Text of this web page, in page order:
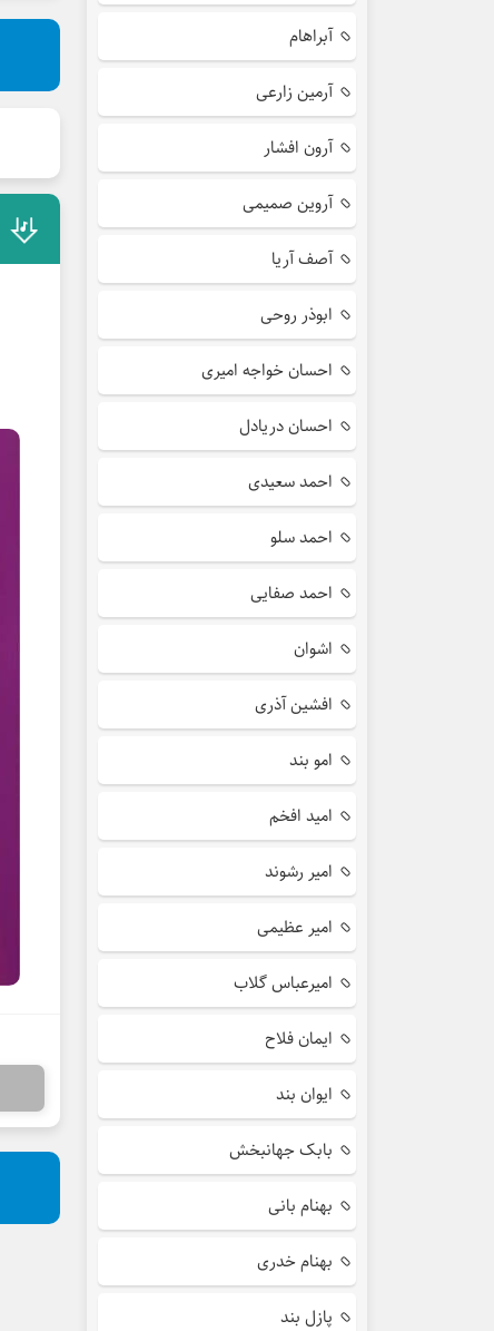
آبراهام
آرمین زارعی
آرون افشار
آروین صمیمی
آصف آریا
ابوذر روحی
احسان خواجه امیری
احسان دریادل
احمد سعیدی
احمد سلو
احمد صفایی
اشوان
افشین آذری
امو بند
امید افخم
امیر رشوند
امیر عظیمی
امیرعباس گلاب
ایمان فلاح
ایوان بند
بابک جهانبخش
بهنام بانی
بهنام خدری
پازل بند